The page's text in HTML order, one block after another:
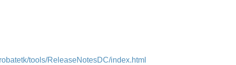
tools/ReleaseNotesDC/index.html